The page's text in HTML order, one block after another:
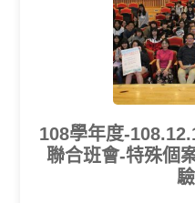
108學年度-
聯合班會-特殊個